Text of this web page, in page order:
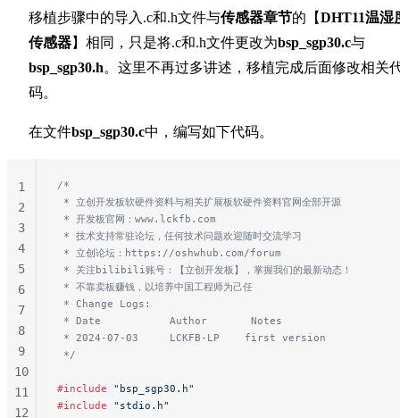
移植步骤中的导入.c和.h文件与传感器章节的【DHT11温湿
传感器】相同，只是将.c和.h文件更改为bsp_sgp30.c与
bsp_sgp30.h。这里不再过多讲述，移植完成后面修改相关
码。
在文件bsp_sgp30.c中，编写如下代码。
/*
* 立创开发板软硬件资料与相关扩展板软硬件资料官网全部开源
* 开发板官网：www.lckfb.com
* 技术支持常驻论坛，任何技术问题欢迎随时交流学习
* 立创论坛：https://oshwhub.com/forum
* 关注bilibili账号：【立创开发板】，掌握我们的最新动态！
* 不靠卖板赚钱，以培养中国工程师为己任
* Change Logs:
* Date           Author       Notes
* 2024-07-03     LCKFB-LP    first version
*/
#include "bsp_sgp30.h"
#include "stdio.h"
1
2
3
4
5
6
7
8
9
10
11
12